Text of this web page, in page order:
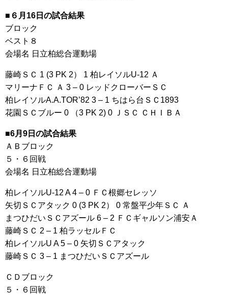
■６月16日の試合結果
ブロック
ベスト８
会場名 日立柏総合運動場
藤崎ＳＣ 1 (3 PK 2） 1 柏レイソルU-12 Ａ
マリーナＦＣ Ａ 3 – 0 レッドクローバーＳＣ
柏レイソルA.A.TOR’82 3 – 1 ちはら台ＳＣ1893
花園ＳＣブルー 0 （3 PK 2) 0 ＪＳＣ ＣＨＩＢＡ
■6月9日の試合結果
ＡＢブロック
５・６回戦
会場名 日立柏総合運動場
柏レイソルU-12 A 4 – 0 ＦＣ根郷セレッソ
矢切ＳＣアタック 0 (3 PK 2） 0 常盤平少年ＳＣ Ａ
まつひだいＳＣアズール 6 – 2 ＦＣギャルソン浦安Ａ
藤崎ＳＣ 2 – 1 柏ラッセルＦＣ
柏レイソルU A 5 – 0 矢切ＳＣアタック
藤崎ＳＣ 3 – 1 まつひだいＳＣアズール
ＣＤブロック
５・６回戦